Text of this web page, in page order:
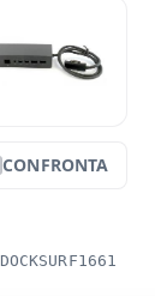
CONFRONTA
DOCKSURF1661